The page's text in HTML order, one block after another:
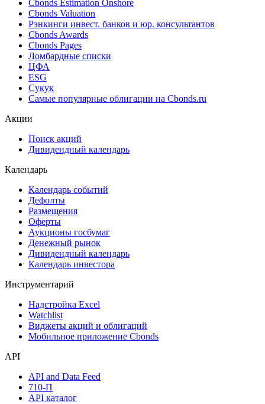
Cbonds Estimation Onshore
Cbonds Valuation
Рэнкинги инвест. банков и юр. консультантов
Cbonds Awards
Cbonds Pages
Ломбардные списки
ЦФА
ESG
Сукук
Самые популярные облигации на Cbonds.ru
Акции
Поиск акций
Дивидендный календарь
Календарь
Календарь событий
Дефолты
Размещения
Оферты
Аукционы госбумаг
Денежный рынок
Дивидендный календарь
Календарь инвестора
Инструментарий
Надстройка Excel
Watchlist
Виджеты акций и облигаций
Мобильное приложение Cbonds
API
API and Data Feed
710-П
API каталог